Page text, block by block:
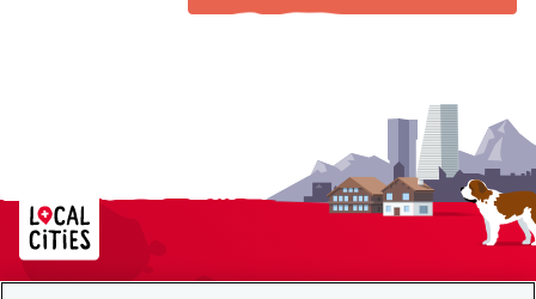
Localcities